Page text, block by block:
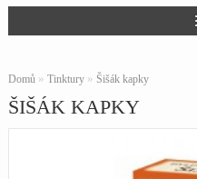
Domů» Tinktury » Šišák kapky
ŠIŠÁK KAPKY